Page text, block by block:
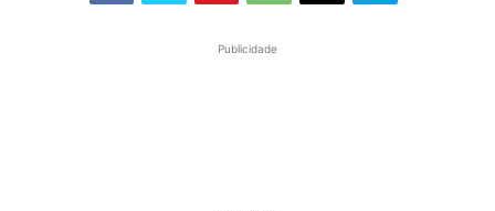
Publicidade